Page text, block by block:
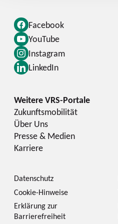
Facebook
YouTube
Instagram
LinkedIn
Zukunftsmobilität
Über Uns
Presse & Medien
Karriere
Datenschutz
Cookie-Hinweise
Erklärung zur
Barrierefreiheit